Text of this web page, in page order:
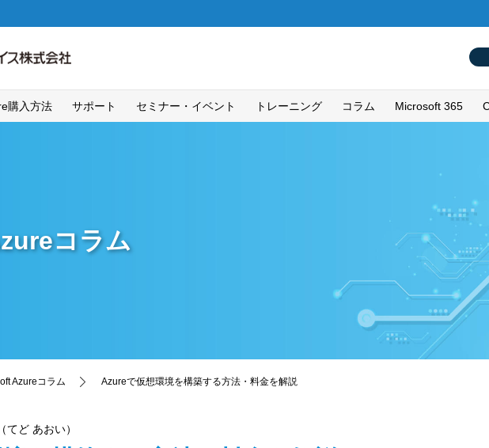
購入方法 サポート セミナー・イベント トレーニング コラム Microsoft 365
コラム
Azureコラム Azureで仮想環境を構築する方法・料金を解説
てど あおい）